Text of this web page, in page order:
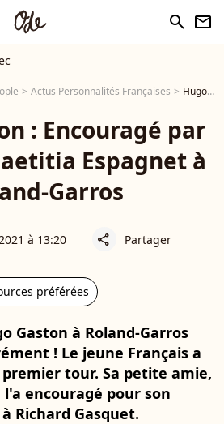
search newsletter
Actus Personnalités Françaises Hugo Gaston : Encouragé par sa chérie Laetitia Espagnet à Roland-Garros
: Encouragé par
Espagnet à
Garros
à 13:20 share Partager
préférées
Gaston à Roland-Garros
! Le jeune Français a
tour. Sa petite amie,
encouragé pour son
Richard Gasquet.